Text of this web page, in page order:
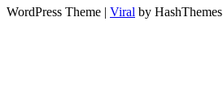
WordPress Theme | Viral by HashThemes